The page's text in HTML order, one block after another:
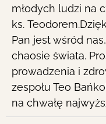
młodych ludzi na
ks.
Pan jest wśród
chaosie świata.
prowadzenia i
zespołu Teo
na chwałę